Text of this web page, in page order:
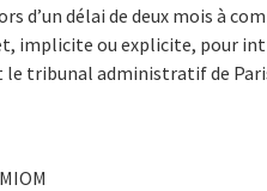
d’un délai de deux mois à
implicite ou explicite, pour
le tribunal administratif de